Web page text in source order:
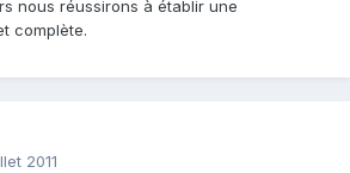
nous réussirons à établir une
complète.
2011